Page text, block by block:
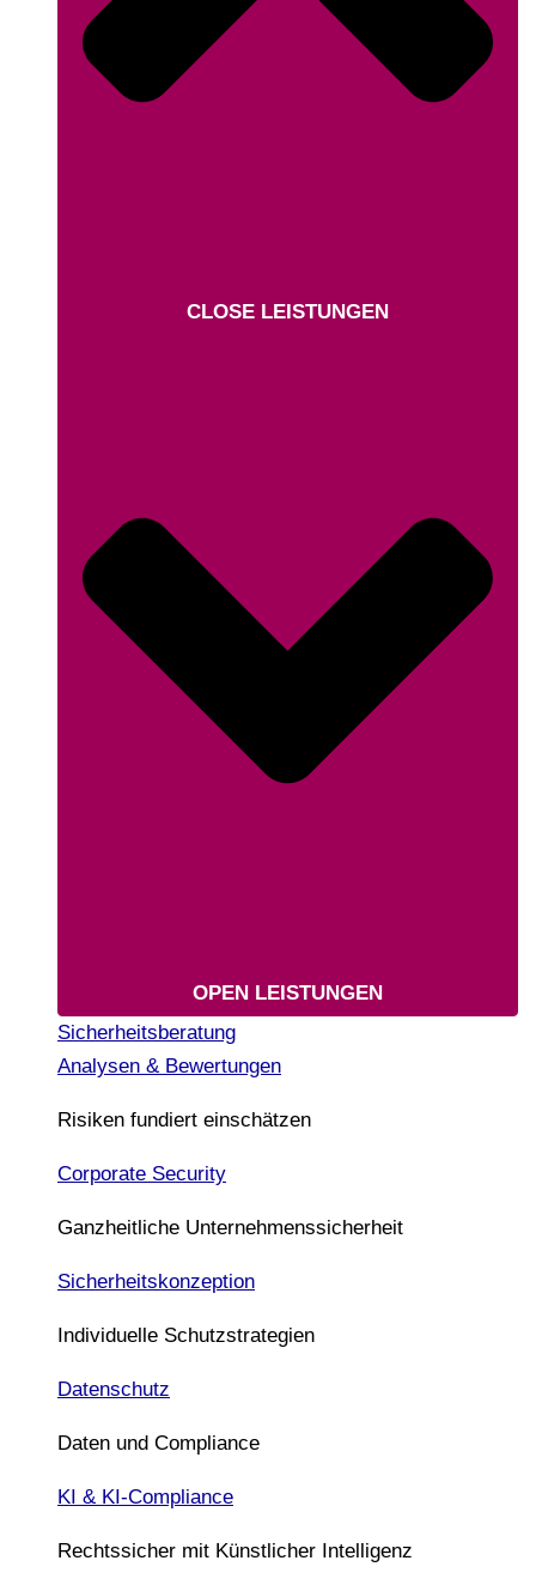
CLOSE LEISTUNGEN
OPEN LEISTUNGEN
Sicherheitsberatung
Analysen & Bewertungen
Risiken fundiert einschätzen
Corporate Security
Ganzheitliche Unternehmenssicherheit
Sicherheitskonzeption
Individuelle Schutzstrategien
Datenschutz
Daten und Compliance
KI & KI-Compliance
Rechtssicher mit Künstlicher Intelligenz